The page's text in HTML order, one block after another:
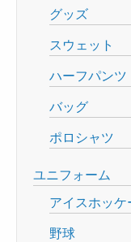
グッズ
スウェット
ハーフパンツ
バッグ
ポロシャツ
ユニフォーム
アイスホッケ
野球